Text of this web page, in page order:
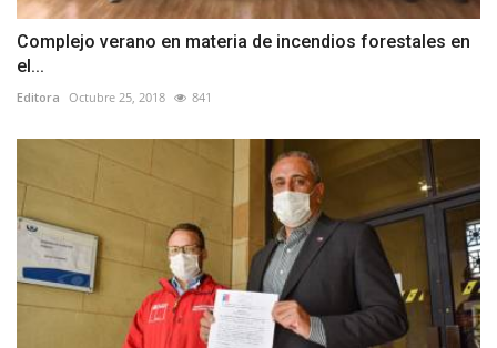
Complejo verano en materia de incendios forestales en
el...
Editora Octubre 25, 2018 841